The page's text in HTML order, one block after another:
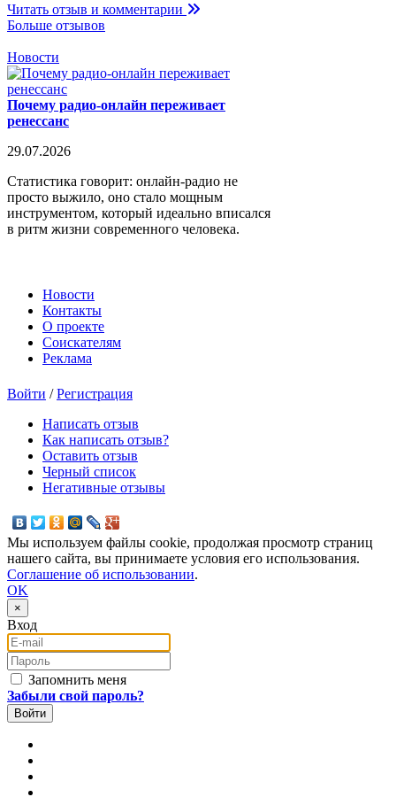
Читать отзыв и комментарии
Больше отзывов
Новости
Почему радио-онлайн переживает
ренессанс
29.07.2026
Статистика говорит: онлайн-радио не
просто выжило, оно стало мощным
инструментом, который идеально вписался
в ритм жизни современного человека.
Новости
Контакты
О проекте
Соискателям
Реклама
Войти /Регистрация
Написать отзыв
Как написать отзыв?
Оставить отзыв
Черный список
Негативные отзывы
Мы используем файлы cookie, продолжая просмотр страниц
нашего сайта, вы принимаете условия его использования.
Соглашение об использовании.
OK
×
Вход
E-mail
Пароль
Запомнить меня
Забыли свой пароль?